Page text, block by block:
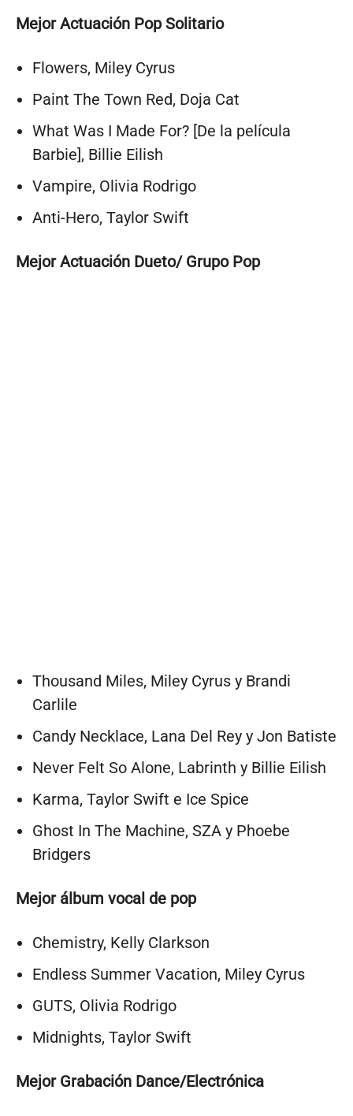
Mejor Actuación Pop Solitario
Flowers, Miley Cyrus
Paint The Town Red, Doja Cat
What Was I Made For? [De la película
Barbie], Billie Eilish
Vampire, Olivia Rodrigo
Anti-Hero, Taylor Swift
Mejor Actuación Dueto/ Grupo Pop
Thousand Miles, Miley Cyrus y Brandi
Carlile
Candy Necklace, Lana Del Rey y Jon Batiste
Never Felt So Alone, Labrinth y Billie Eilish
Karma, Taylor Swift e Ice Spice
Ghost In The Machine, SZA y Phoebe
Bridgers
Mejor álbum vocal de pop
Chemistry, Kelly Clarkson
Endless Summer Vacation, Miley Cyrus
GUTS, Olivia Rodrigo
Midnights, Taylor Swift
Mejor Grabación Dance/Electrónica